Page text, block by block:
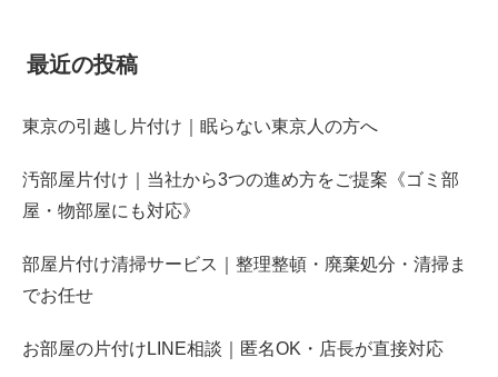
最近の投稿
東京の引越し片付け｜眠らない東京人の方へ
汚部屋片付け｜当社から3つの進め方をご提案《ゴミ部
屋・物部屋にも対応》
部屋片付け清掃サービス｜整理整頓・廃棄処分・清掃ま
でお任せ
お部屋の片付けLINE相談｜匿名OK・店長が直接対応